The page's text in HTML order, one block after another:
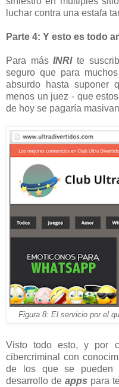
luchar contra una estafa
Parte 4: Y esto es todo
Para másINRIte
seguro que para
absurdo hasta suponer
menos un juez - que
de hoy se pagaría
Figura 8: El servicio por el
Visto todo esto, y por
cibercriminal con
de los que se pueden
desarrollo de apps para